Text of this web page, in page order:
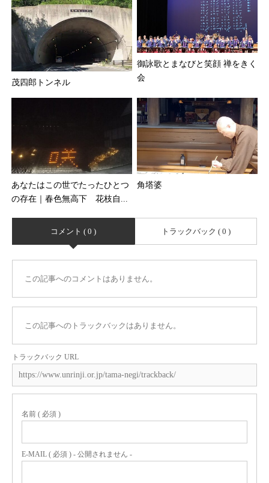
茂四郎トンネル
御詠歌とまなびと笑顔 禅をきく
会
あなたはこの世でたったひとつ
の存在｜春色無高下 花枝自...
角塔婆
コメント ( 0 ) トラックバック ( 0 )
この記事へのコメントはありません。
この記事へのトラックバックはありません。
トラックバック URL
名前 ( 必須 )
E-MAIL ( 必須 ) - 公開されません -